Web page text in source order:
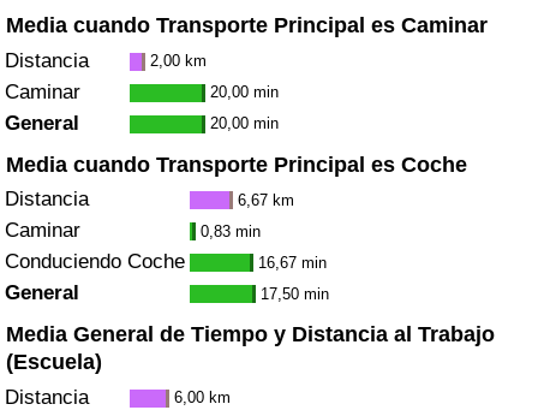
Media cuando Transporte Principal es Caminar
Distancia 2,00 km
Caminar 20,00 min
General 20,00 min
Media cuando Transporte Principal es Coche
Distancia 6,67 km
Caminar 0,83 min
Conduciendo Coche 16,67 min
General 17,50 min
Media General de Tiempo y Distancia al Trabajo
(Escuela)
Distancia 6,00 km
Índice de Tráfico (Actual)
Índice de Tráfico por País